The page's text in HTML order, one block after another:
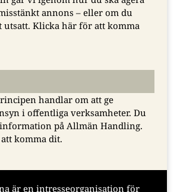
annons – eller om du
Klicka här för att komma
handlar om att ge
i offentliga verksamheter. Du
på Allmän Handling.
komma dit.
är en intresseorganisation för